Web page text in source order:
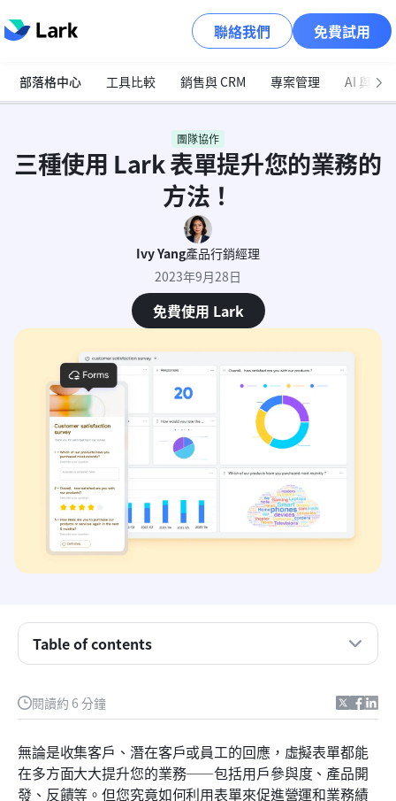
聯絡我們 免費試用
部落格中心 工具比較 銷售與 CRM 專案管理 AI 與自
團隊協作
三種使用 Lark 表單提升您的業務的
方法！
Ivy Yang產品行銷經理
2023年9月28日
免費使用 Lark
閱讀約 6 分鐘
無論是收集客戶、潛在客戶或員工的回應，虛擬表單都能
在多方面大大提升您的業務——包括用戶參與度、產品開
發、反饋等。但您究竟如何利用表單來促進營運和業務績
Table of contents
介紹 Lark 表單
#2) 優先考慮你的員工